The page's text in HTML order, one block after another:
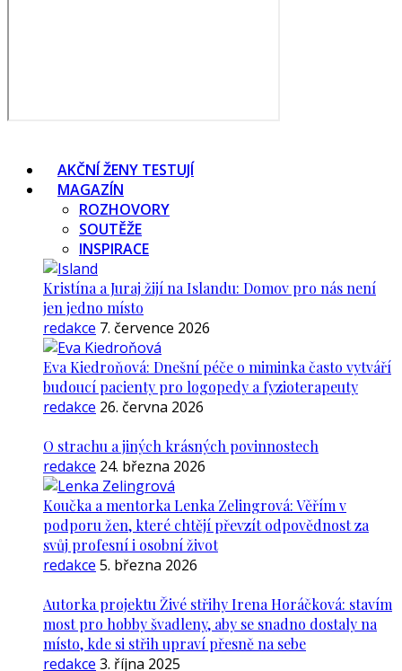
AKČNÍ ŽENY TESTUJÍ
MAGAZÍN
ROZHOVORY
SOUTĚŽE
INSPIRACE
Kristína a Juraj žijí na Islandu: Domov pro nás není
jen jedno místo
redakce 7. července 2026
Eva Kiedroňová: Dnešní péče o miminka často vytváří
budoucí pacienty pro logopedy a fyzioterapeuty
redakce 26. června 2026
O strachu a jiných krásných povinnostech
redakce 24. března 2026
Koučka a mentorka Lenka Zelingrová: Věřím v
podporu žen, které chtějí převzít odpovědnost za
svůj profesní i osobní život
redakce 5. března 2026
Autorka projektu Živé střihy Irena Horáčková: stavím
most pro hobby švadleny, aby se snadno dostaly na
místo, kde si střih upraví přesně na sebe
redakce 3. října 2025